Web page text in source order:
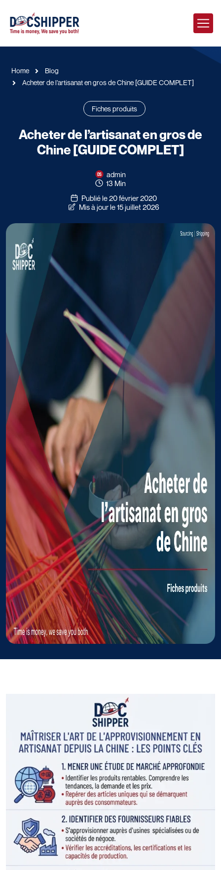
Home
Blog
Acheter de l’artisanat en gros de Chine [GUIDE COMPLET]
Fiches produits
Acheter de l’artisanat en gros de
Chine [GUIDE COMPLET]
admin
13 Min
Publié le 20 février 2020
Mis à jour le 15 juillet 2026